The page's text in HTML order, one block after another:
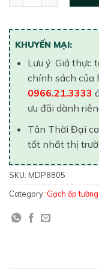
KHUYẾN MẠI:
Lưu ý: Giá thực
chính sách của
0966.21.3333
ưu đãi dành
Tân Thời Đại
tốt nhất thị
SKU: MDP8805
Category: Gạch ốp